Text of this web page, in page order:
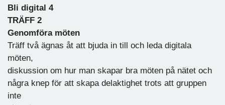
Bli digital 4
TRÄFF 2
Genomföra möten
Träff två ägnas åt att bjuda in till och leda digitala
möten,
diskussion om hur man skapar bra möten på nätet och
några knep för att skapa delaktighet trots att gruppen
inte